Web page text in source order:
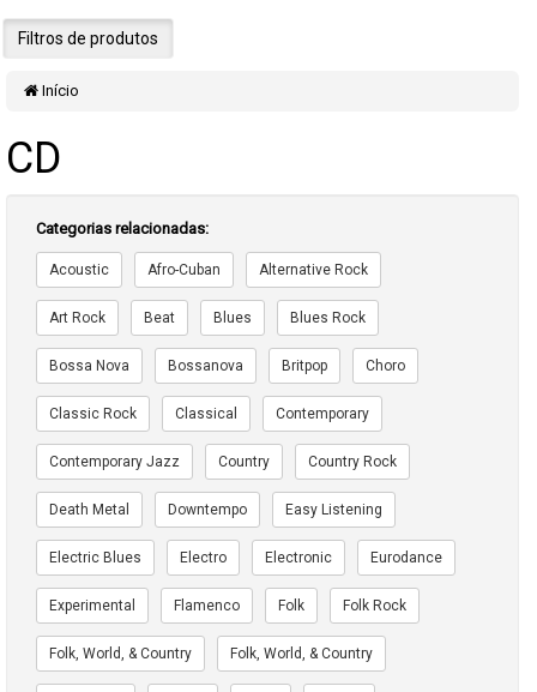
Filtros de produtos
Início
CD
Categorias relacionadas:
Acoustic Afro-Cuban Alternative Rock
Art Rock Beat Blues Blues Rock
Bossa Nova Bossanova Britpop Choro
Classic Rock Classical Contemporary
Contemporary Jazz Country Country Rock
Death Metal Downtempo Easy Listening
Electric Blues Electro Electronic Eurodance
Experimental Flamenco Folk Folk Rock
Folk, World, & Country Folk, World, & Country